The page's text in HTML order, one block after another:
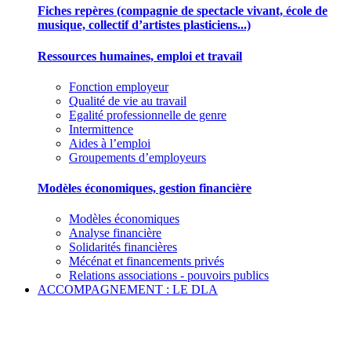
Fiches repères (compagnie de spectacle vivant, école de
musique, collectif d’artistes plasticiens...)
Ressources humaines, emploi et travail
Fonction employeur
Qualité de vie au travail
Egalité professionnelle de genre
Intermittence
Aides à l’emploi
Groupements d’employeurs
Modèles économiques, gestion financière
Modèles économiques
Analyse financière
Solidarités financières
Mécénat et financements privés
Relations associations - pouvoirs publics
ACCOMPAGNEMENT : LE DLA